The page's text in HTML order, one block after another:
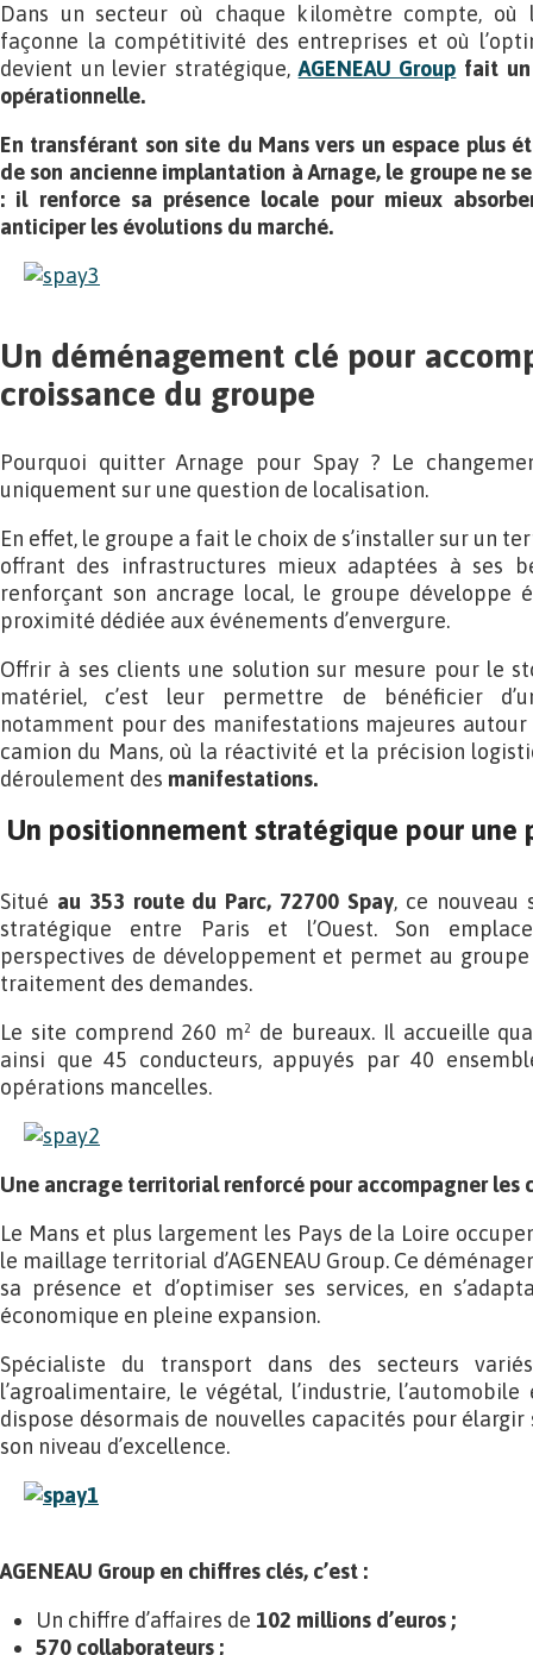
Dans un secteur où chaque kilomètre compte, où
façonne la compétitivité des entreprises et où
devient un levier stratégique,AGENEAU Group fait un
opérationnelle.
En transférant son site du Mans vers un espace plus
de son ancienne implantation à Arnage, le groupe ne
: il renforce sa présence locale pour mieux
anticiper les évolutions du marché.
Un déménagement clé pour
croissance du groupe
Pourquoi quitter Arnage pour Spay ? Le
uniquement sur une question de localisation.
En effet, le groupe a fait le choix de s’installer sur un
offrant des infrastructures mieux adaptées à ses
renforçant son ancrage local, le groupe développe
proximité dédiée aux événements d’envergure.
Offrir à ses clients une solution sur mesure pour le
matériel, c’est leur permettre de bénéficier
notamment pour des manifestations majeures
camion du Mans, où la réactivité et la précision
déroulement des manifestations.
Un positionnement stratégique pour une
Situé au 353 route du Parc, 72700 Spay, ce nouveau
stratégique entre Paris et l’Ouest. Son
perspectives de développement et permet au groupe
traitement des demandes.
Le site comprend 260 m² de bureaux. Il accueille
ainsi que 45 conducteurs, appuyés par 40
opérations mancelles.
Une ancrage territorial renforcé pour accompagner les
Le Mans et plus largement les Pays de la Loire
le maillage territorial d’AGENEAU Group. Ce
sa présence et d’optimiser ses services, en
économique en pleine expansion.
Spécialiste du transport dans des secteurs
l’agroalimentaire, le végétal, l’industrie,
dispose désormais de nouvelles capacités pour
son niveau d’excellence.
AGENEAU Group en chiffres clés, c’est :
Un chiffre d’affaires de 102 millions d’euros ;
570 collaborateurs ;